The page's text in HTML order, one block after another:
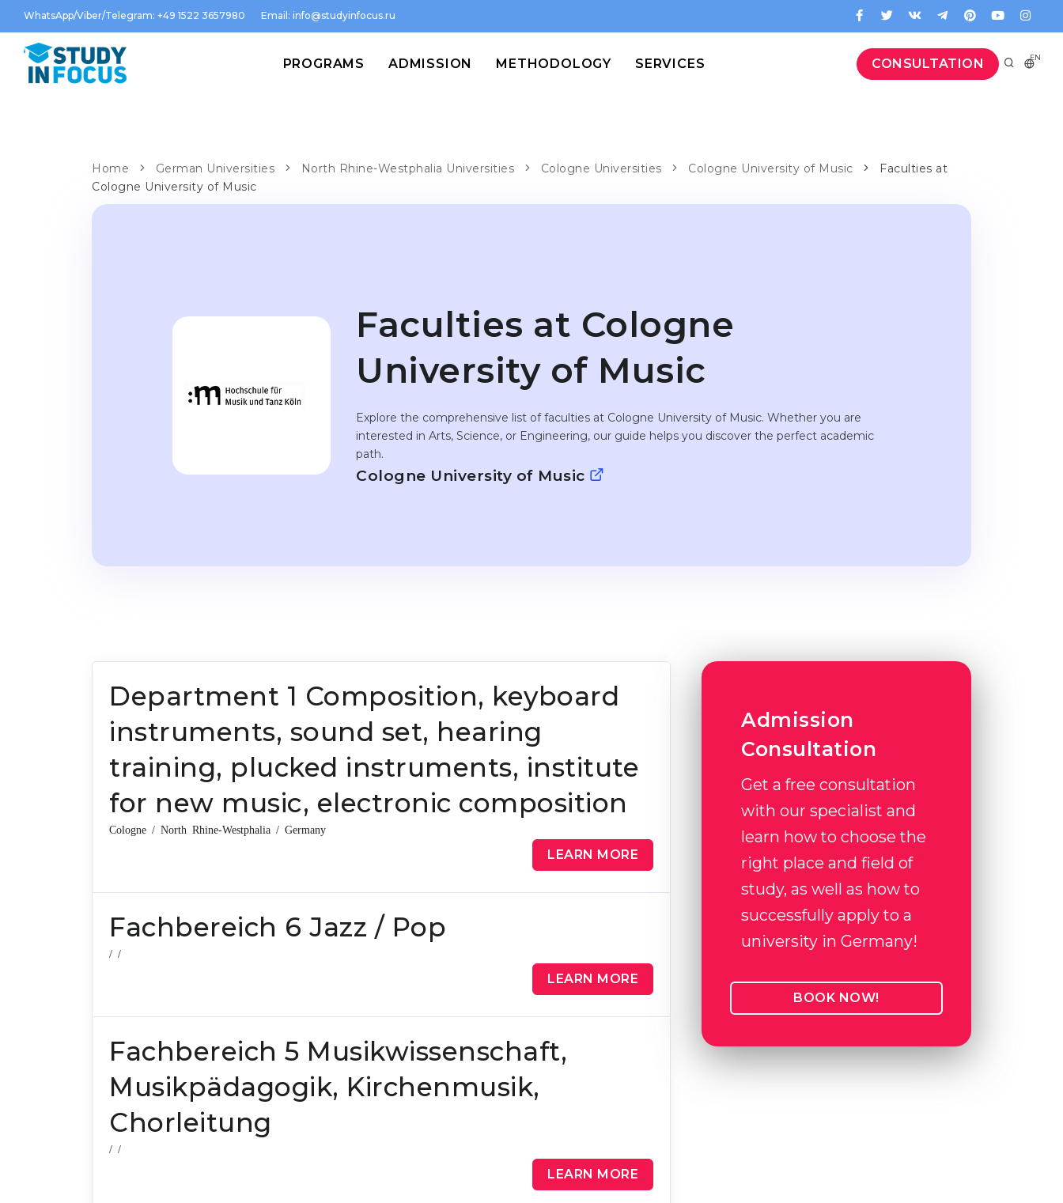
WhatsApp/Viber/Telegram: +49 1522 3657980 Email: info@studyinfocus.ru
CONSULTATION EN
PROGRAMS ADMISSION METHODOLOGY SERVICES
Home German Universities North Rhine-Westphalia Universities Cologne Universities Cologne University of Music
Faculties at
Cologne University of Music
Faculties at Cologne
University of Music
Explore the comprehensive list of faculties at Cologne University of Music. Whether you are
interested in Arts, Science, or Engineering, our guide helps you discover the perfect academic
path.
Cologne University of Music
Department 1 Composition, keyboard
instruments, sound set, hearing
training, plucked instruments, institute
for new music, electronic composition
Cologne / North Rhine-Westphalia / Germany
LEARN MORE
Fachbereich 6 Jazz / Pop
/ /
LEARN MORE
Fachbereich 5 Musikwissenschaft,
Musikpädagogik, Kirchenmusik,
Chorleitung
/ /
LEARN MORE
Admission
Consultation
Get a free consultation
with our specialist and
learn how to choose the
right place and field of
study, as well as how to
successfully apply to a
university in Germany!
BOOK NOW!